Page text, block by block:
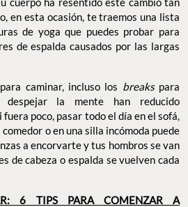
en esta ocasión, te traemos una lista
de yoga que puedes probar para
de espalda causados por las largas
caminar, incluso los breaks para
la mente han reducido
poco, pasar todo el día en el sofá,
o en una silla incómoda puede
a encorvarte y tus hombros se van
de cabeza o espalda se vuelven cada
6 TIPS PARA COMENZAR A